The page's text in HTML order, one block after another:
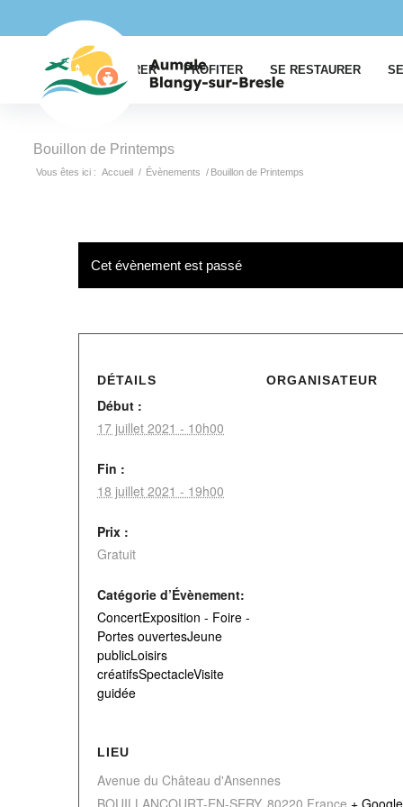
EXPLORER PROFITER SE RESTAURER
Bouillon de Printemps
Vous êtes ici : Accueil / Évènements / Bouillon de Printemps
Cet évènement est passé
DÉTAILS
Début :
17 juillet 2021 - 10h00
Fin :
18 juillet 2021 - 19h00
Prix :
Gratuit
Catégorie d’Évènement:
ConcertExposition - Foire -
Portes ouvertesJeune
publicLoisirs
créatifsSpectacleVisite
guidée
ORGANISATEUR
LIEU
Avenue du Château d'Ansennes
BOUILLANCOURT-EN-SERY, 80220 France + Google